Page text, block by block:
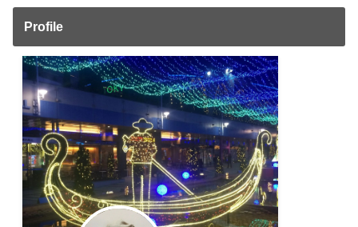
Profile